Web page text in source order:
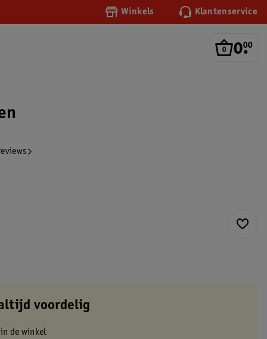
Winkels Klantenservice
0.
00
voordelig
de winkel